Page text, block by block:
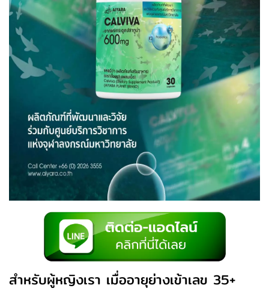
สำหรับผู้หญิงเรา เมื่ออายุย่างเข้าเลข 35+